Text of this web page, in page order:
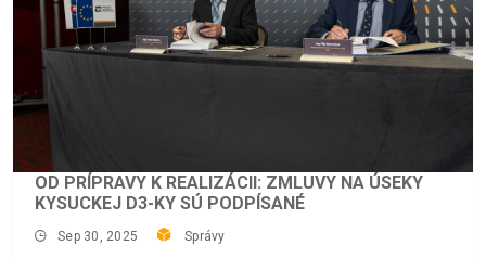
OD PRÍPRAVY K REALIZÁCII: ZMLUVY NA ÚSEKY
KYSUCKEJ D3-KY SÚ PODPÍSANÉ
Sep 30, 2025 Správy